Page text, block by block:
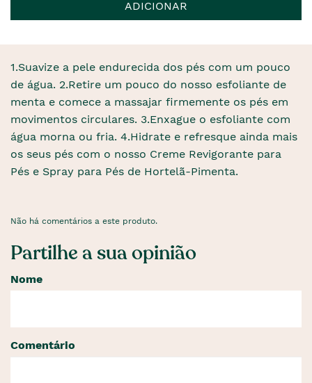
ADICIONAR
1.Suavize a pele endurecida dos pés com um pouco
de água. 2.Retire um pouco do nosso esfoliante de
menta e comece a massajar firmemente os pés em
movimentos circulares. 3.Enxague o esfoliante com
água morna ou fria. 4.Hidrate e refresque ainda mais
os seus pés com o nosso Creme Revigorante para
Pés e Spray para Pés de Hortelã-Pimenta.
Não há comentários a este produto.
Partilhe a sua opinião
Nome
Comentário